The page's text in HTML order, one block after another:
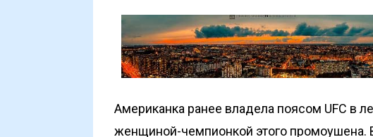
Американка ранее владела поясом UFC в
женщиной-чемпионкой этого промоушена.